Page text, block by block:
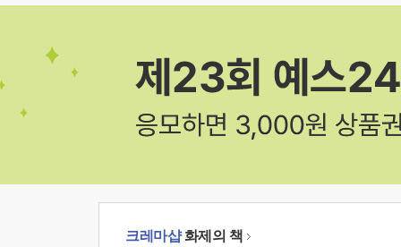
크레마샵화제의 책